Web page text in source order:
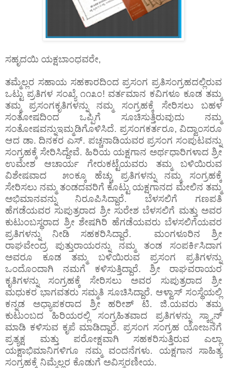
ಸಹೃದಯಿ ಯಕ್ಷಬಾಂಧವರೇ,
ತಮ್ಮೆಲ್ಲರ ಸಹಾಯ ಸಹಕಾರದಿಂದ ಪ್ರಸಂಗ ಪ್ರತಿಸಂಗ್ರಹದಲ್ಲಿರುವ
ಒಟ್ಟು ಪ್ರತಿಗಳ ಸಂಖ್ಯೆ ೧೧೩೦! ವರ್ತಮಾನ ಕವಿಗಳೂ ಕೂಡ ತಮ್ಮ
ತಮ್ಮ ಪ್ರಸಂಗಕೃತಿಗಳನ್ನು ನಮ್ಮ ಸಂಗ್ರಹಕ್ಕೆ ಸೇರಿಸಲು ಬಹಳ
ಸಂತೋಷದಿಂದ ಒಪ್ಪಿಗೆ ಸೂಚಿಸುತ್ತಿರುವುದು ನಮ್ಮ
ಸಂತೋಷವನ್ನುಇಮ್ಮಡಿಗೊಳಿಸಿದೆ. ಪ್ರಸಂಗಕರ್ತರೂ, ವಿದ್ವಾಂಸರೂ
ಆದ ಡಾ. ದಿನಕರ ಎಸ್.‌ ಪಚ್ಚನಾಡಿಯವರ ಪ್ರಸಂಗ ಸಂಪುಟವನ್ನು
ಸಂಗ್ರಹಕ್ಕೆ ಸೇರಿಸಿದ್ದೇವೆ. ಹಿರಿಯ ಯಕ್ಷಗಾನ ಅರ್ಥಧಾರಿಗಳಾದ ಶ್ರೀ
ಉಮೇಶ ಆಚಾರ್ಯ ಗೇರುಕಟ್ಟೆಯವರು ತಮ್ಮ ಬಳಿಯಿರುವ
ವಿಶೇಷವಾದ ೫೦ಕ್ಕೂ ಹೆಚ್ಚು ಪ್ರತಿಗಳನ್ನು ನಮ್ಮ ಸಂಗ್ರಹಕ್ಕೆ
ಸೇರಿಸಲು ನಮ್ಮ ತಂಡದವರಿಗೆ ಕೊಟ್ಟು ಯಕ್ಷಗಾನದ ಮೇಲಿನ ತಮ್ಮ
ಅಭಿಮಾನವನ್ನು ನಿರೂಪಿಸಿದ್ದಾರೆ. ಬೆಳಸಲಿಗೆ ಗಣಪತಿ
ಹೆಗಡೆಯವರ ಸುಪುತ್ರರಾದ ಶ್ರೀ ಸುರೇಶ ಬೆಳಸಲಿಗೆ ಮತ್ತು ಅವರ
ಕುಟುಂಬಸ್ಥರಾದ ಶ್ರೀ ಶೇಷಗಿರಿ ಹೆಗಡೆಯವರು ಬೆಳಸಲಿಗೆಯವರ
ಪ್ರತಿಗಳನ್ನು ನೀಡಿ ಸಹಕರಿಸಿದ್ದಾರೆ. ಮಂಗಳೂರಿನ ಶ್ರೀ
ರಾಘವೇಂದ್ರ ಪುತ್ತುರಾಯರನ್ನು ನಮ್ಮ ತಂಡ ಸಂಪರ್ಕಿಸಿದಾಗ
ಅವರೂ ಕೂಡ ತಮ್ಮ ಬಳಿಯಿರುವ ಪ್ರಸಂಗ ಪ್ರತಿಗಳನ್ನು
ಒಂದೊಂದಾಗಿ ನಮಗೆ ಕಳಿಸುತ್ತಿದ್ದಾರೆ. ಶ್ರೀ ರಾಘವರಾಯರ
ಕೃತಿಗಳನ್ನು ಸಂಗ್ರಹಕ್ಕೆ ಸೇರಿಸಲು ಅವರ ಸುಪುತ್ರರಾದ ಶ್ರೀ
ಮಧುಕರ ಭಾಗವತರು ಸಮ್ಮತಿ ಸೂಚಿಸಿದ್ದಾರೆ. ಆಳ್ವಾಸ್‌ ಸಂಸ್ಥೆಯಲ್ಲಿ
ಕನ್ನಡ ಅಧ್ಯಾಪಕರಾದ ಶ್ರೀ ಹರೀಶ್‌ ಟಿ. ಜಿ.ಯವರು ತಮ್ಮ
ಕುಟುಂಬದ ಹಿರಿಯರಲ್ಲಿ ಸಂಗ್ರಹಿತವಾದ ಪ್ರತಿಗಳನ್ನು ಸ್ಕ್ಯಾನ್‌
ಮಾಡಿ ಕಳಿಸುವ ಕೃಪೆ ಮಾಡಿದ್ದಾರೆ. ಪ್ರಸಂಗ ಸಂಗ್ರಹ ಯೋಜನೆಗೆ
ಪ್ರತ್ಯಕ್ಷ ಮತ್ತು ಪರೋಕ್ಷವಾಗಿ ಸಹಕರಿಸುತ್ತಿರುವ ಎಲ್ಲಾ
ಯಕ್ಷಾಭಿಮಾನಿಗಳಿಗೂ ನಮ್ಮ ವಂದನೆಗಳು. ಯಕ್ಷಗಾನ ಸಾಹಿತ್ಯ
ಸಂಗ್ರಹಕ್ಕೆ ನಿಮ್ಮೆಲ್ಲರ ಕೊಡುಗೆ ಅವಿಸ್ಮರಣೀಯ.